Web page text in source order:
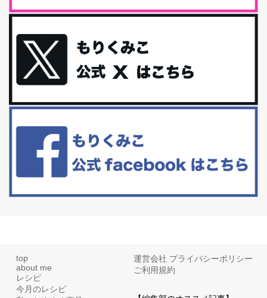
最近お風呂上がりの炭酸水をシリカシリカにしているんだけど確か
に髪と爪が丈夫になった気がする。炭酸...
体に優しい、私のふるさと納税５選。
今回は、最近毎回定期的に購入している「楽天ふるさと納税」の返
礼品トップ５を紹介します。今までいろ...
更年期を穏やかに乗りきるために今できる５つのこと。
といった更年期症状はまだ...
top
about me
レシピ
今月のレシピ
運営会社 プライバシーポリシー
ご利用規約